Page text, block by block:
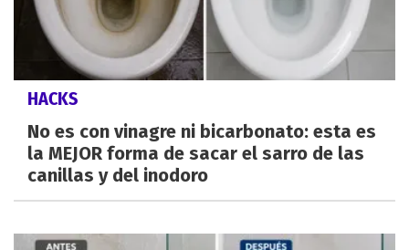
HACKS
No es con vinagre ni bicarbonato: esta es
la MEJOR forma de sacar el sarro de las
canillas y del inodoro